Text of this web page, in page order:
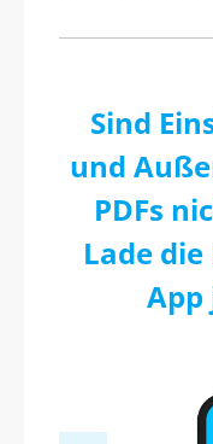
Sind
und
PDFs
Lade